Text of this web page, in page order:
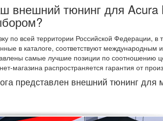
внешний тюнинг для Acura
по всей территории Российской Федерации, в
в каталоге, соответствуют международным
самые лучшие позиции по соотношению
магазина распространяется гарантия от
представлен внешний тюнинг для